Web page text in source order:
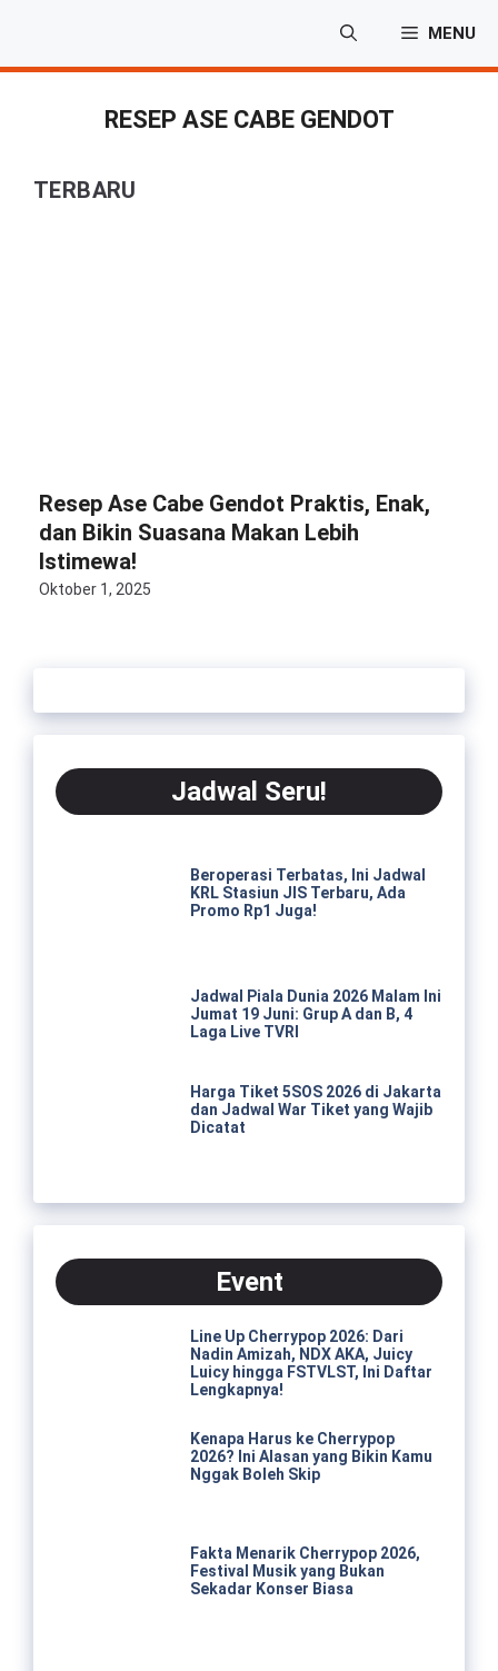
isi
MENU
RESEP ASE CABE GENDOT
TERBARU
Resep Ase Cabe Gendot Praktis, Enak,
dan Bikin Suasana Makan Lebih
Istimewa!
Oktober 1, 2025
Jadwal Seru!
Beroperasi Terbatas, Ini Jadwal
KRL Stasiun JIS Terbaru, Ada
Promo Rp1 Juga!
Jadwal Piala Dunia 2026 Malam Ini
Jumat 19 Juni: Grup A dan B, 4
Laga Live TVRI
Harga Tiket 5SOS 2026 di Jakarta
dan Jadwal War Tiket yang Wajib
Dicatat
Event
Line Up Cherrypop 2026: Dari
Nadin Amizah, NDX AKA, Juicy
Luicy hingga FSTVLST, Ini Daftar
Lengkapnya!
Kenapa Harus ke Cherrypop
2026? Ini Alasan yang Bikin Kamu
Nggak Boleh Skip
Fakta Menarik Cherrypop 2026,
Festival Musik yang Bukan
Sekadar Konser Biasa